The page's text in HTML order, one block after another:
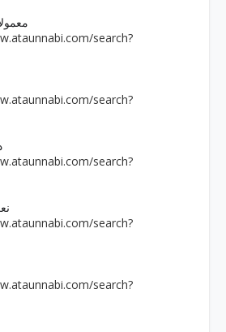
��
search?
search?
search?
search?
search?